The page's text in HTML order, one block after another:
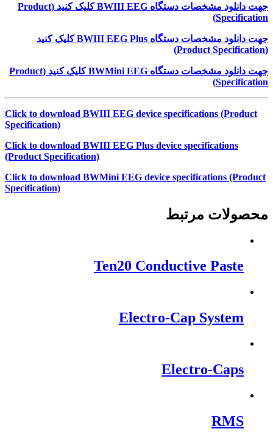
جهت دانلود مشخصات دستگاه BWIII EEGکلیک کنید (Product
Specification
)
جهت دانلود مشخصات دستگاه BWIII EEG Plusکلیک کنید
(
Product Specification
)
جهت دانلود مشخصات دستگاه BWMini EEGکلیک کنید (Product
Specification
)
Click to download BWIII EEG device specifications (Product
Specification)
Click to download BWIII EEG Plus device specifications
(Product Specification)
Click to download BWMini EEG device specifications (Product
Specification)
محصولات مرتبط
Ten20 Conductive Paste
Electro-Cap System
Electro-Caps
RMS